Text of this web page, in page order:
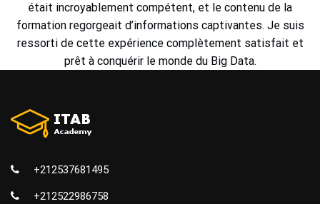
était incroyablement compétent, et le contenu de la
formation regorgeait d’informations captivantes. Je suis
ressorti de cette expérience complètement satisfait et
prêt à conquérir le monde du Big Data.
+212537681495
+212522986758